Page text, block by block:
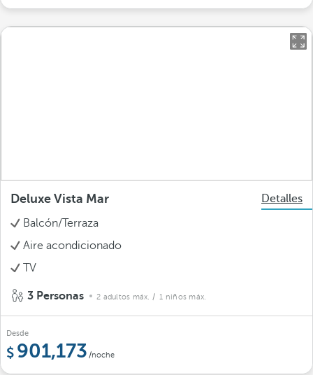
Deluxe Vista Mar
Detalles
Balcón/Terraza
Aire acondicionado
TV
3 Personas 2 adultos máx. / 1 niños máx.
Desde
901,173 /noche